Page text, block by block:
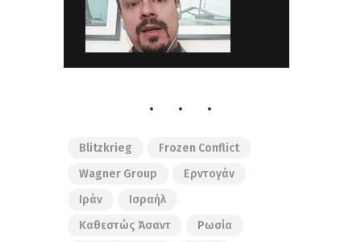
Blitzkrieg
Frozen Conflict
Wagner Group
Ερντογάν
Ιράν
Ισραήλ
Καθεστώς Άσαντ
Ρωσία